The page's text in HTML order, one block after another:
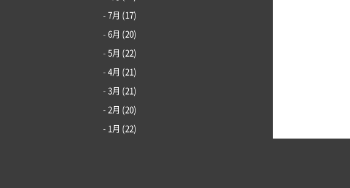
- 7月 (17)
- 6月 (20)
- 5月 (22)
- 4月 (21)
- 3月 (21)
- 2月 (20)
- 1月 (22)